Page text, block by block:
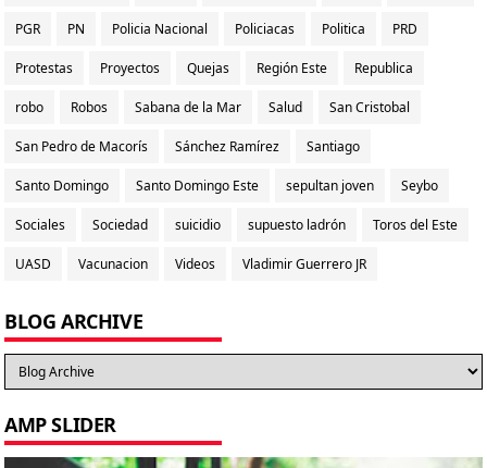
PGR PN Policia Nacional Policiacas Politica PRD
Protestas Proyectos Quejas Región Este Republica
robo Robos Sabana de la Mar Salud San Cristobal
San Pedro de Macorís Sánchez Ramírez Santiago
Santo Domingo Santo Domingo Este sepultan joven Seybo
Sociales Sociedad suicidio supuesto ladrón Toros del Este
UASD Vacunacion Videos Vladimir Guerrero JR
BLOG ARCHIVE
AMP SLIDER